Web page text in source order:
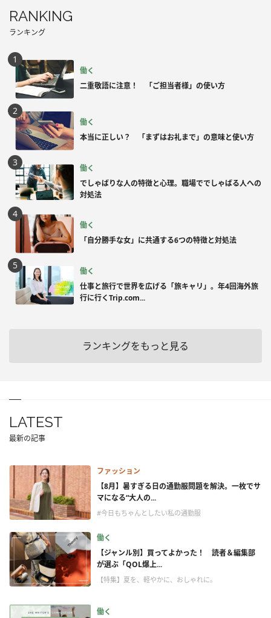
RANKING
ランキング
働く
二重敬語に注意！ 「ご担当者様」の使い方
働く
本当に正しい？ 「まずはお礼まで」の意味と使い方
働く
でしゃばりな人の特徴と心理。職場ででしゃばる人への
対処法
働く
「自分勝手な女」に共通する6つの特徴と対処法
働く
仕事と旅行で世界を広げる「旅キャリ」。年4回海外旅
行に行くTrip.com...
ランキングをもっと見る
LATEST
最新の記事
ファッション
【8月】暑すぎる日の通勤服問題を解決。一枚でサ
マになる“大人の...
#今日もちゃんとしたい私の通勤服
働く
【ジャンル別】買ってよかった！ 読者＆編集部
が選ぶ「QOL爆上...
【特集】夏を、軽やかに、おしゃれに。
働く